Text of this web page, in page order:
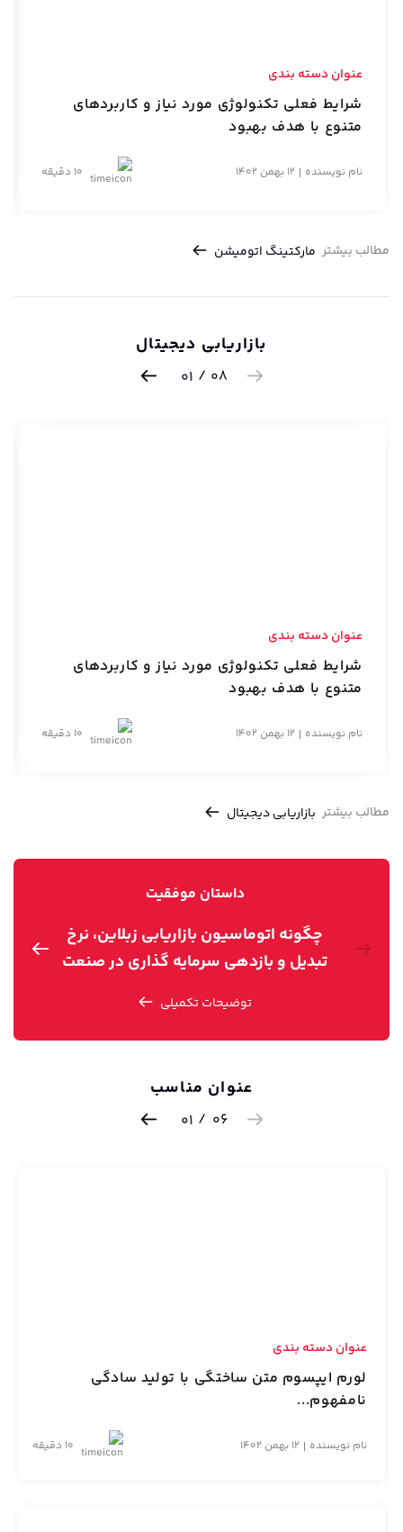
عنوان دسته بندی
شرایط فعلی تکنولوژی مورد نیاز و کاربردهای
متنوع با هدف بهبود
نام نویسنده 12 بهمن 1402
مطالب بیشتر مارکتینگ اتومیشن
بازاریابی دیجیتال
08
/
عنوان دسته بندی
شرایط فعلی تکنولوژی مورد نیاز و کاربردهای
متنوع با هدف بهبود
نام نویسنده 12 بهمن 1402
مطالب بیشتر بازاریابی دیجیتال
داستان موفقیت
چگونه اتوماسیون بازاریابی زبلاین، نرخ
تبدیل و بازدهی سرمایه گذاری در صنعت
توضیحات تکمیلی
عنوان مناسب
06
/
عنوان دسته بندی
لورم ایپسوم متن ساختگی با تولید سادگی
نامفهوم...
نام نویسنده 12 بهمن 1402